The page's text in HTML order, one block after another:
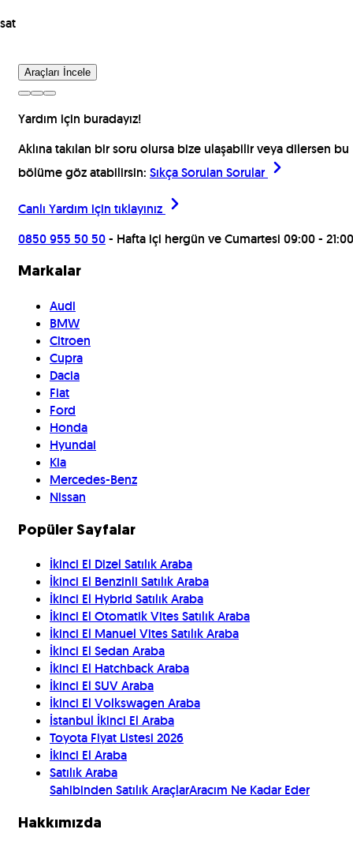
Araçları İncele
Yardım için buradayız!
Aklına takılan bir soru olursa bize ulaşabilir veya dilersen bu
bölüme göz atabilirsin: Sıkça Sorulan Sorular
Canlı Yardım için tıklayınız
0850 955 50 50- Hafta içi hergün ve Cumartesi 09:00 - 21:00
Markalar
Audi
BMW
Citroen
Cupra
Dacia
Fiat
Ford
Honda
Hyundai
Kia
Mercedes-Benz
Nissan
Popüler Sayfalar
İkinci El Dizel Satılık Araba
İkinci El Benzinli Satılık Araba
İkinci El Hybrid Satılık Araba
İkinci El Otomatik Vites Satılık Araba
İkinci El Manuel Vites Satılık Araba
İkinci El Sedan Araba
İkinci El Hatchback Araba
İkinci El SUV Araba
İkinci El Volkswagen Araba
İstanbul İkinci El Araba
Toyota Fiyat Listesi 2026
İkinci El Araba
Satılık Araba
Sahibinden Satılık AraçlarAracım Ne Kadar Eder
Hakkımızda